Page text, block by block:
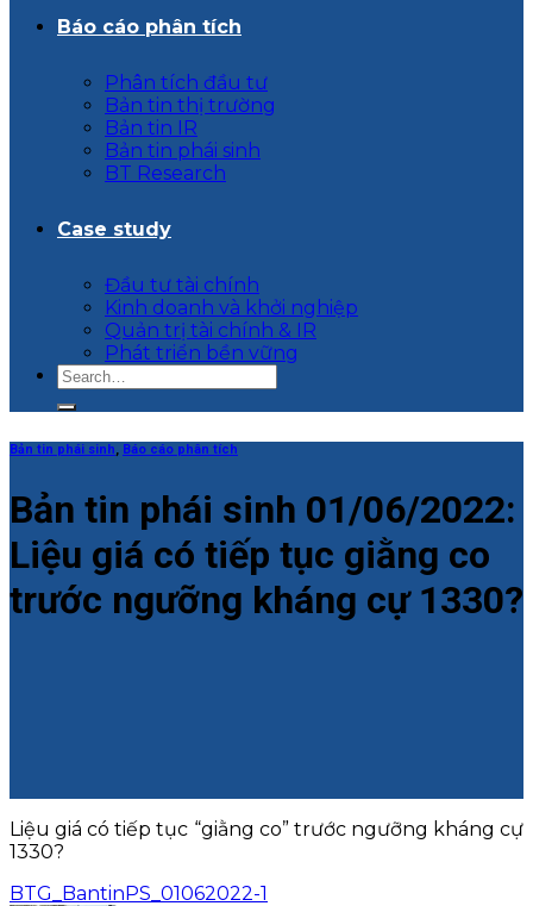
Báo cáo phân tích
Phân tích đầu tư
Bản tin thị trường
Bản tin IR
Bản tin phái sinh
BT Research
Case study
Đầu tư tài chính
Kinh doanh và khởi nghiệp
Quản trị tài chính & IR
Phát triển bền vững
Bản tin phái sinh, Báo cáo phân tích
Bản tin phái sinh 01/06/2022:
Liệu giá có tiếp tục giằng co
trước ngưỡng kháng cự 1330?
Liệu giá có tiếp tục “giằng co” trước ngưỡng kháng cự
1330?
BTG_BantinPS_01062022-1